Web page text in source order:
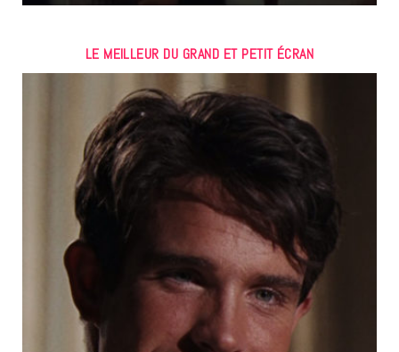
LE MEILLEUR DU GRAND ET PETIT ÉCRAN